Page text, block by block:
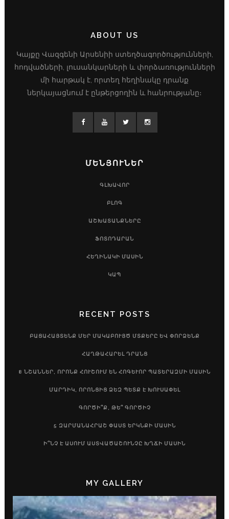
ABOUT US
Կայքը Վազգենի Արսենիի ստեղծագործությունների,
հոդվածների, լուսանկարների և փորձառությունների
մի հարթակ է, որտեղ հեղինակը դրանք
ներկայացնում է ընթերցողին և հանրությանը։
ՄԵՆՅՈՒՆԵՐ
ԳԼԽԱՎՈՐ
ԲԼՈԳ
ԱՇԽԱՏԱՆՔՆԵՐԸ
ՖՈՏՈԴԱՐԱՆ
ՀԵՂԻՆԱԿԻ ՄԱՍԻՆ
ԿԱՊ
RECENT POSTS
ԲԱՑԱՀԱՅՏԵՆՔ ՄԵՐ ՄԱԿԱԲՈՒՅԾ ՄՏՔԵՐԸ ԵՎ ՓՈՐՁԵՆՔ
ՀԱՂԹԱՀԱՐԵԼ ԴՐԱՆՑ
8 ՆՇԱՆՆԵՐ, ՈՐՈՆՔ ՀՈՒՇՈՒՄ ԵՆ ՀՈԳԵՒՈՐ ՊԱՏԵՐԱԶՄԻ ՄԱՍԻՆ
ՄԱՐԴԻԿ, ՈՐՈՆՑԻՑ ՁԵԶ ՊԵՏՔ Է ԽՈՒՍԱՓԵԼ
ԳՈՐԾԻ՞Ք, ԹԵ՞ ԳՈՐԾԻՉ
5 ԶԱՐՄԱՆԱՀՐԱՇ ՓԱՍՏ ԵՐԿՆՔԻ ՄԱՍԻՆ
Ի՞ՆՉ Է ԱՍՈՒՄ ԱՍՏՎԱԾԱՇՈՒՆՉԸ ԽՂՃԻ ՄԱՍԻՆ
MY GALLERY